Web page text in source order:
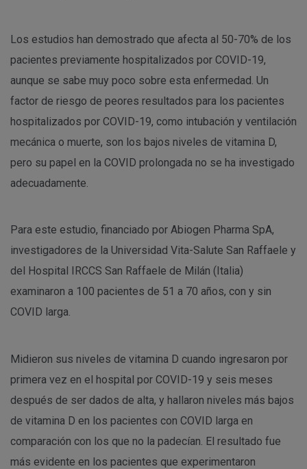
Los estudios han demostrado que afecta al 50-70% de los
pacientes previamente hospitalizados por COVID-19,
aunque se sabe muy poco sobre esta enfermedad. Un
factor de riesgo de peores resultados para los pacientes
hospitalizados por COVID-19, como intubación y ventilación
mecánica o muerte, son los bajos niveles de vitamina D,
pero su papel en la COVID prolongada no se ha investigado
adecuadamente.
Para este estudio, financiado por Abiogen Pharma SpA,
investigadores de la Universidad Vita-Salute San Raffaele y
del Hospital IRCCS San Raffaele de Milán (Italia)
examinaron a 100 pacientes de 51 a 70 años, con y sin
COVID larga.
Midieron sus niveles de vitamina D cuando ingresaron por
primera vez en el hospital por COVID-19 y seis meses
después de ser dados de alta, y hallaron niveles más bajos
de vitamina D en los pacientes con COVID larga en
comparación con los que no la padecían. El resultado fue
más evidente en los pacientes que experimentaron